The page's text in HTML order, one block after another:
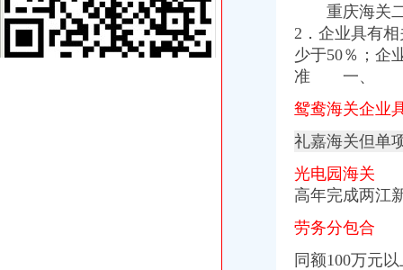
<重庆武隆天生三硚-龙水峡地缝1日游>享十二道服务品十二道风味0购
尊享重庆佳馨宾馆（火车北站、龙头寺）价单人间1晚！_团800重庆
礼嘉海关
义乌批发价格,义乌采购,义乌品牌供应商-中国制造网义乌热门搜索
武进区礼嘉志良锯片修磨经营部信用档案_信用报告_信用等级-绿盾征信
深圳进口二手LED生产线进口手续有哪些海关编码如何归类-广东深圳
石马河到礼嘉镇卫生院门部公交_怎么坐车_怎么走_要多久_同程旅游
物业阻拦业主建充电桩电动车消费者陷入维权困境-新华网
北京博物馆名录北京国家博物馆名单北京博物馆有哪些【北京景点】
从三峡广场到重庆会馆该怎么走？坐哪路车？谢谢！！重庆问题_
北京市北三环中路3号双全大厦508室-other-图宝贝文档搜索
重庆海关
2．企业具有
少于50％；企
准 一、
鸳鸯海关企业
礼嘉海关但单
光电园海关
高年完成两江
劳务分包合
同额100万元